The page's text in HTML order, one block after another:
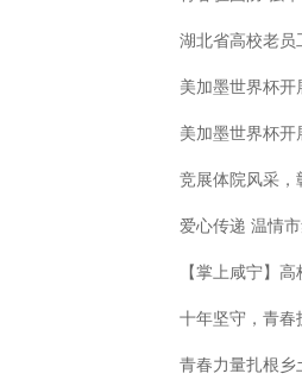
湖北省高校老员
美加墨世界杯开
美加墨世界杯开
竞展体院风采，
爱心传递 温情
【掌上咸宁】
十年坚守，青
青春力量扎根乡